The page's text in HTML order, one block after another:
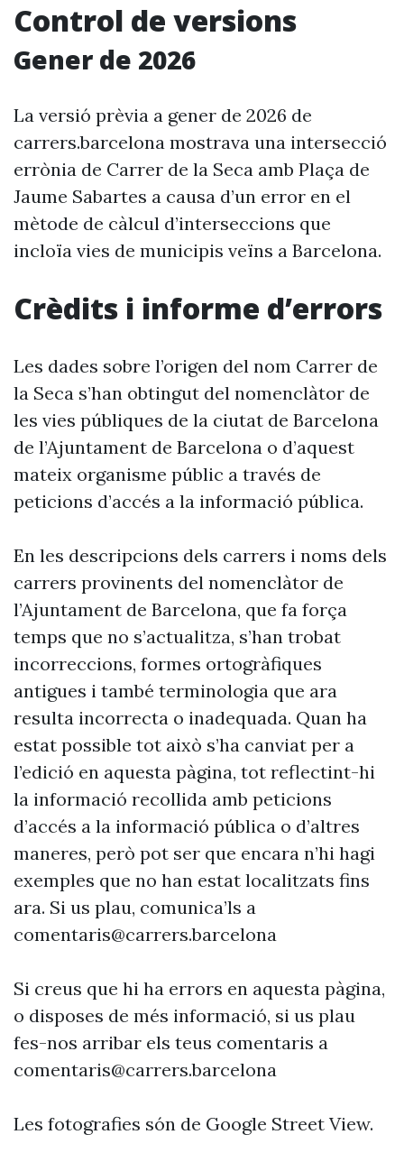
Control de versions
Gener de 2026
La versió prèvia a gener de 2026 de
carrers.barcelona mostrava una intersecció
errònia de Carrer de la Seca amb Plaça de
Jaume Sabartes a causa d’un error en el
mètode de càlcul d’interseccions que
incloïa vies de municipis veïns a Barcelona.
Crèdits i informe d’errors
Les dades sobre l’origen del nom Carrer de
la Seca s’han obtingut del nomenclàtor de
les vies públiques de la ciutat de Barcelona
de l’Ajuntament de Barcelona o d’aquest
mateix organisme públic a través de
peticions d’accés a la informació pública.
En les descripcions dels carrers i noms dels
carrers provinents del nomenclàtor de
l’Ajuntament de Barcelona, que fa força
temps que no s’actualitza, s’han trobat
incorreccions, formes ortogràfiques
antigues i també terminologia que ara
resulta incorrecta o inadequada. Quan ha
estat possible tot això s’ha canviat per a
l’edició en aquesta pàgina, tot reflectint-hi
la informació recollida amb peticions
d’accés a la informació pública o d’altres
maneres, però pot ser que encara n’hi hagi
exemples que no han estat localitzats fins
ara. Si us plau, comunica’ls a
comentaris@carrers.barcelona
Si creus que hi ha errors en aquesta pàgina,
o disposes de més informació, si us plau
fes-nos arribar els teus comentaris a
comentaris@carrers.barcelona
Les fotografies són de Google Street View.